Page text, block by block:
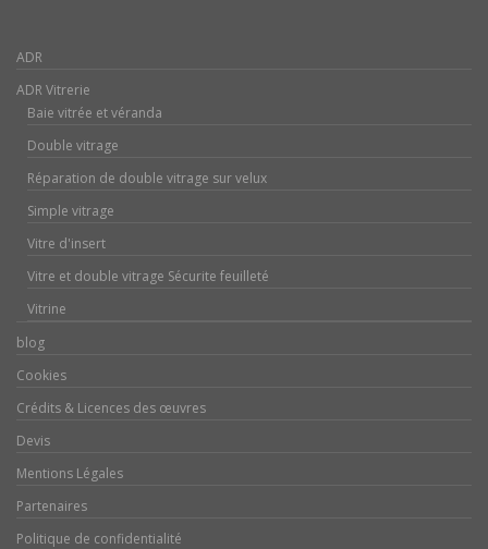
ADR
ADR Vitrerie
Baie vitrée et véranda
Double vitrage
Réparation de double vitrage sur velux
Simple vitrage
Vitre d'insert
Vitre et double vitrage Sécurite feuilleté
Vitrine
blog
Cookies
Crédits & Licences des œuvres
Devis
Mentions Légales
Partenaires
Politique de confidentialité